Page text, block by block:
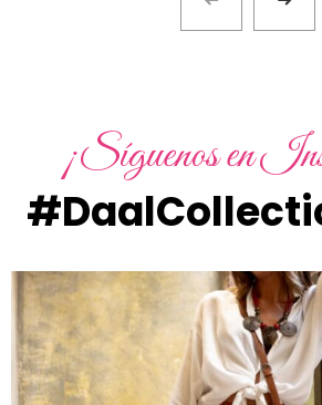
¡Síguenos en